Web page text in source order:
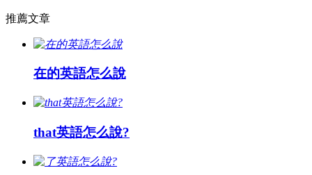
推薦文章
在的英語怎么說
that英語怎么說?